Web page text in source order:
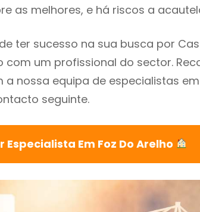
as melhores, e há riscos a
ter sucesso na sua busca por
com um profissional do sector.
nossa equipa de especialistas em
seguinte.
Em Foz Do Arelho